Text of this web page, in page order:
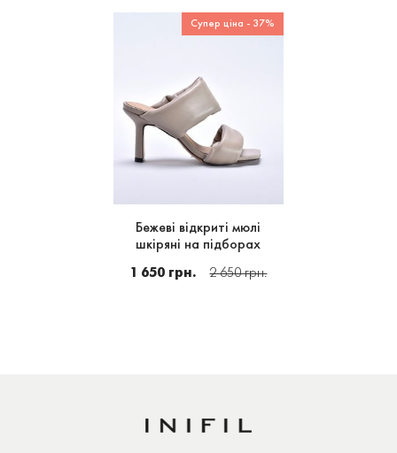
Супер ціна - 37%
Бежеві відкриті мюлі
шкіряні на підборах
1 650 грн. 2 650 грн.